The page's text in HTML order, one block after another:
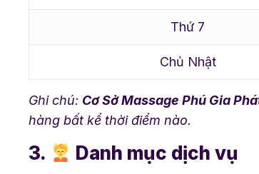
Thứ 7
Chủ Nhật
Ghi chú: Cơ Sở Massage Phú Gia
hàng bất kể thời điểm nào.
3. Danh mục dịch vụ